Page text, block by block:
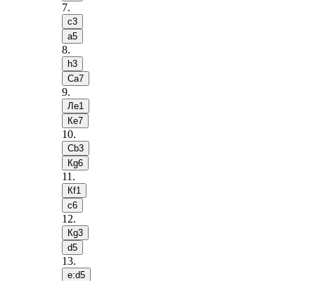
7.
c3
a5
8.
h3
Сa7
9.
Лe1
Кe7
10.
Сb3
Кg6
11 .
Кf1
c6
12.
Кg3
d5
13.
e:d5